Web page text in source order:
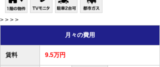
> > > >
月々の費用
賃料 9.5万円